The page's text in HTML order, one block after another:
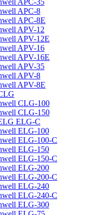
APC-8
APC-8E
APV-12
APV-12E
APV-16
APV-16E
APV-35
APV-8
APV-8E
CLG-100
CLG-150
ELG-C
ELG-100
ELG-100-C
ELG-150
ELG-150-C
ELG-200
ELG-200-C
ELG-240
ELG-240-C
ELG-300